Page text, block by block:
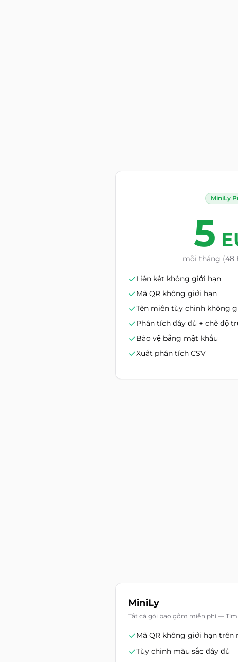
MiniLy
5
mỗi tháng (48
Liên kết không giới hạn
Mã QR không giới hạn
Tên miền tùy chỉnh không
Phân tích đầy đủ + chế độ
Bảo vệ bằng mật khẩu
Xuất phân tích CSV
MiniLy
Tất cả gói bao gồm miễn phí —
Mã QR không giới hạn trên
Tùy chỉnh màu sắc đầy đủ